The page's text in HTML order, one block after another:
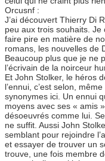
Orcusnf :
J’ai découvert Thierry Di
peu aux trois souhaits. Je
faire pire en matière de
romans, les nouvelles de
Beaucoup plus que je ne
l’écrivain de la noirceur
Et John Stolker, le héros
l’ennui, c’est selon,
synonymes ici. Un ennui
moyens avec ses « amis
désoeuvrés comme lui.
ne suffit. Aussi John
semblant pour rejoindre
et essayer de trouver un
trouve, une fois membre